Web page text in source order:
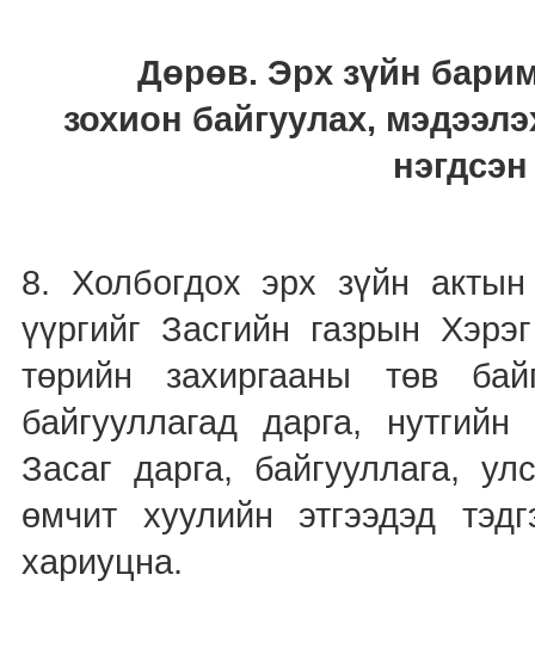
Дөрөв. Эрх зүйн
зохион байгуулах,
8. Холбогдох эрх зүйн
үүргийг Засгийн газрын
төрийн захиргааны төв
байгууллагад дарга,
Засаг дарга, байгууллага,
өмчит хуулийн этгээдэд
хариуцна.